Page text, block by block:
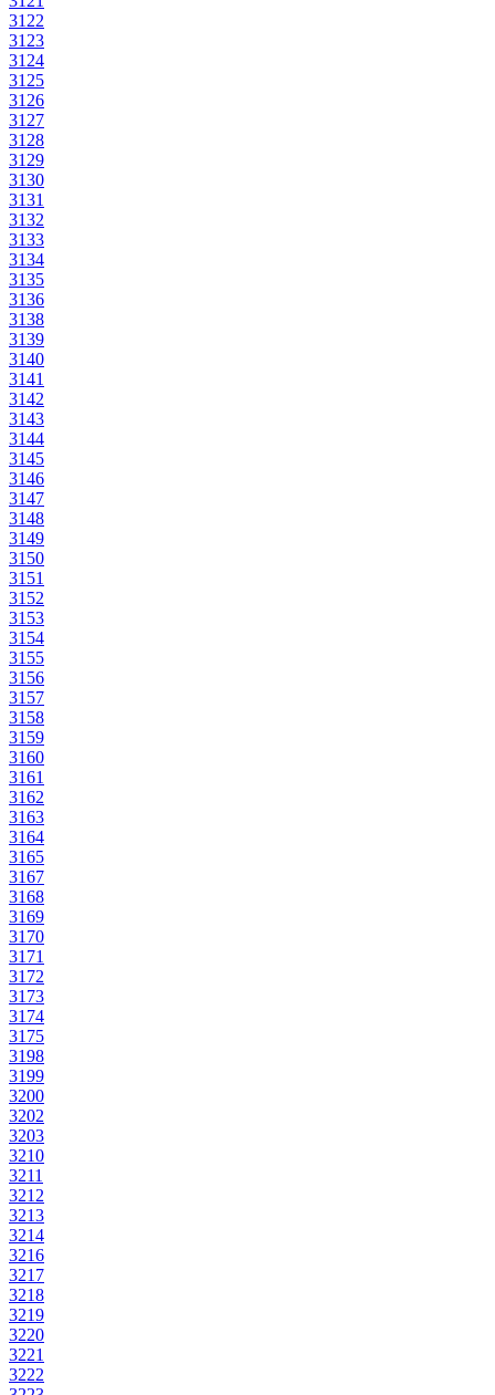
3122
3123
3124
3125
3126
3127
3128
3129
3130
3131
3132
3133
3134
3135
3136
3138
3139
3140
3141
3142
3143
3144
3145
3146
3147
3148
3149
3150
3151
3152
3153
3154
3155
3156
3157
3158
3159
3160
3161
3162
3163
3164
3165
3167
3168
3169
3170
3171
3172
3173
3174
3175
3198
3199
3200
3202
3203
3210
3211
3212
3213
3214
3216
3217
3218
3219
3220
3221
3222